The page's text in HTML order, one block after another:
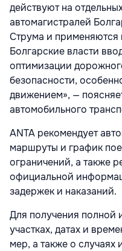
действуют на
автомагистралей
Струма и применяются
Болгарские власти
оптимизации
безопасности,
движением», —
автомобильного
ANTA рекомендует
маршруты и график
ограничений, а также
официальной
задержек и наказаний.
Для получения полной
участках, датах и
мер, а также о случаях